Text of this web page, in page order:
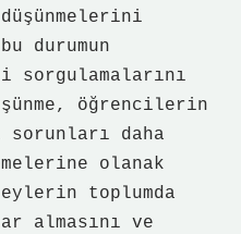
durumun
sorgulamalarını
öğrencilerin
sorunları daha
olanak
toplumda
almasını ve